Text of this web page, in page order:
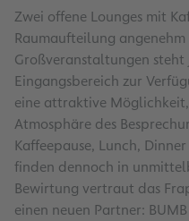
Zwei offene Lounges mit
Raumaufteilung
Großveranstaltungen
Eingangsbereich zur
eine attraktive
Atmosphäre des
Kaffeepause, Lunch,
finden dennoch in
Bewirtung vertraut das
einen neuen Partner: